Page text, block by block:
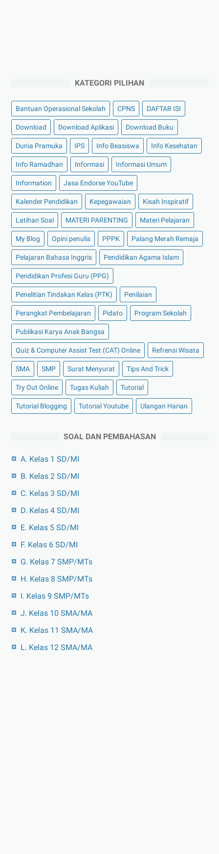
KATEGORI PILIHAN
Bantuan Operasional Sekolah CPNS DAFTAR ISI
Download Download Aplikasi Download Buku
Dunia Pramuka IPS Info Beasiswa Info Kesehatan
Info Ramadhan Informasi Informasi Umum
Information Jasa Endorse YouTube
Kalender Pendidikan Kepegawaian Kisah Inspiratif
Latihan Soal MATERI PARENTING Materi Pelajaran
My Blog Opini penulis PPPK Palang Merah Remaja
Pelajaran Bahasa Inggris Pendidikan Agama Islam
Pendidikan Profesi Guru (PPG)
Penelitian Tindakan Kelas (PTK) Penilaian
Perangkat Pembelajaran Pidato Program Sekolah
Publikasi Karya Anak Bangsa
Quiz & Computer Assist Test (CAT) Online Refrensi Wisata
SMA SMP Surat Menyurat Tips And Trick
Try Out Online Tugas Kuliah Tutorial
Tutorial Blogging Tutorial Youtube Ulangan Harian
SOAL DAN PEMBAHASAN
A. Kelas 1 SD/MI
B. Kelas 2 SD/MI
C. Kelas 3 SD/MI
D. Kelas 4 SD/MI
E. Kelas 5 SD/MI
F. Kelas 6 SD/MI
G. Kelas 7 SMP/MTs
H. Kelas 8 SMP/MTs
I. Kelas 9 SMP/MTs
J. Kelas 10 SMA/MA
K. Kelas 11 SMA/MA
L. Kelas 12 SMA/MA